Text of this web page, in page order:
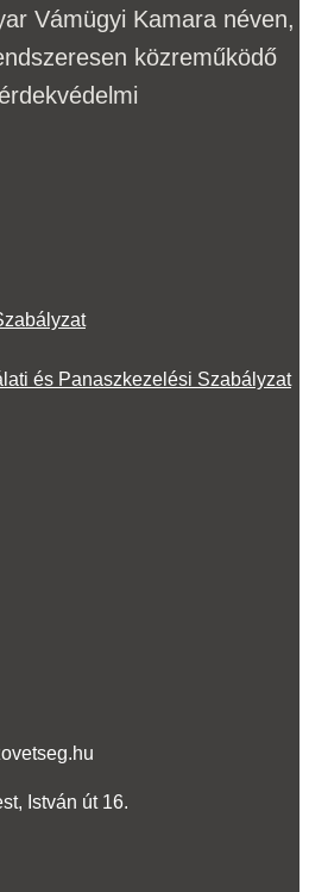
Vámügyi Kamara néven,
közreműködő
és Panaszkezelési Szabályzat
István út 16.